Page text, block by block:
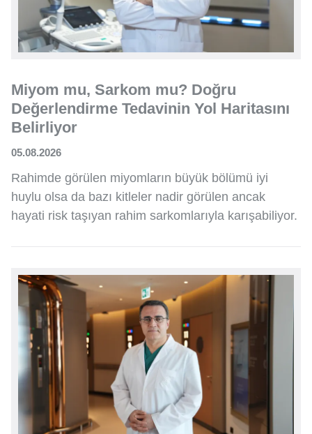
Miyom mu, Sarkom mu? Doğru
Değerlendirme Tedavinin Yol Haritasını
Belirliyor
05.08.2026
Rahimde görülen miyomların büyük bölümü iyi
huylu olsa da bazı kitleler nadir görülen ancak
hayati risk taşıyan rahim sarkomlarıyla karışabiliyor.